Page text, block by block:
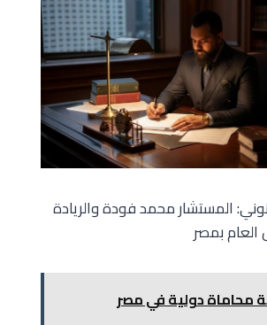
المستشار محمد فودة والريادة
العام بمصر
محاماة دولية في مصر